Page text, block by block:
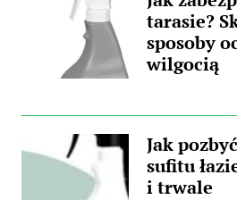
nieprzyjemnych zapachów,
tarasie?
sposoby
wilgocią
Jak
sufitu
i trwale